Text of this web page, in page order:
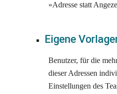
»Adresse statt
Eigene
Benutzer, für die
dieser Adressen
Einstellungen des